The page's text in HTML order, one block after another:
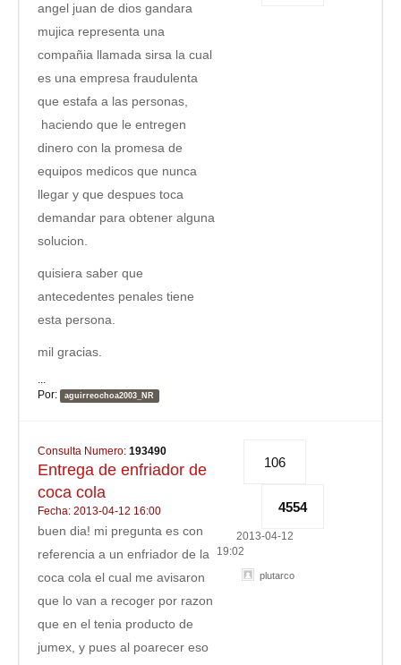
angel juan de dios gandara
mujica representa una
compañia llamada sirsa la cual
es una empresa fraudulenta
que estafa a las personas,
haciendo que le entregen
dinero con la promesa de
equipos medicos que nunca
llegar y que despues toca
demandar para obtener alguna
solucion.
quisiera saber que
antecedentes penales tiene
esta persona.
mil gracias.
...
Por:
aguirreochoa2003_NR
Consulta Numero: 193490
Entrega de enfriador de
coca cola
Fecha: 2013-04-12 16:00
buen dia! mi pregunta es con
referencia a un enfriador de la
coca cola el cual me avisaron
que lo van a recoger por razon
que en el tenia producto de
jumex, y pues al poarecer eso
106
4554
2013-04-12
19:02
plutarco